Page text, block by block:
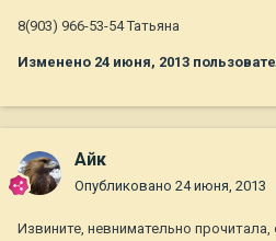
8(903) 966-53-54 Татьяна
Изменено 24 июня, 2013
Айк
Опубликовано 24 июня, 2013
Извините, невнимательно